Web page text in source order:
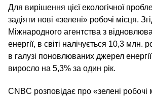
Для вирішення цієї екологічної
задіяти нові «зелені» робочі місця.
Міжнародного агентства з
енергії, в світі налічується 10,3 млн.
в галузі поновлюваних джерел
виросло на 5,3% за один рік.
CNBC розповідає про «зелені робочі